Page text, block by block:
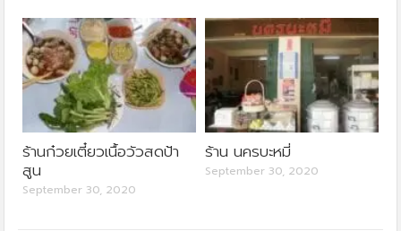
ร้านก๋วยเตี๋ยวเนื้อวัวสดป้า
สูน
September 30, 2020
ร้าน นครบะหมี่
September 30, 2020